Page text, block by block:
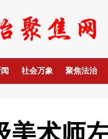
社会万象 聚焦法治